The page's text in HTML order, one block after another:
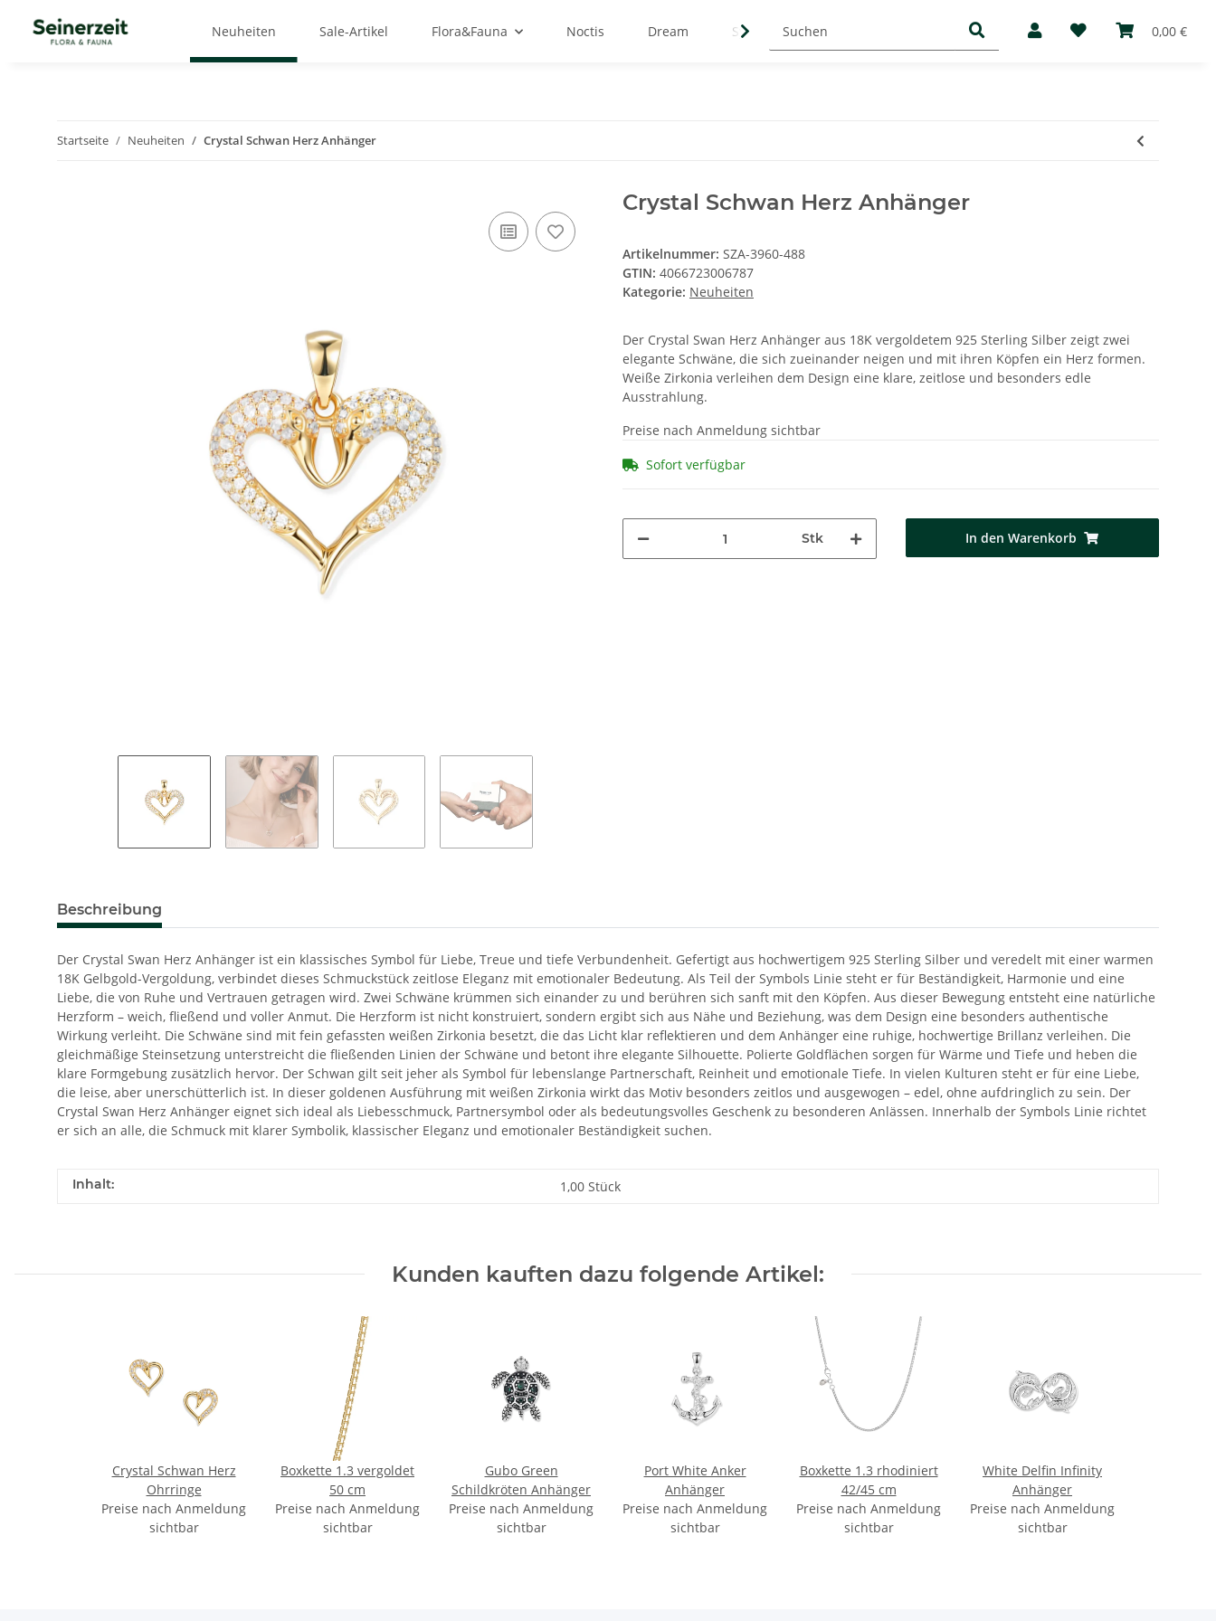
0,00 €
Neuheiten Sale-Artikel Flora&Fauna Noctis Dream Symbols Basic Mediathek Über uns
Startseite Neuheiten Crystal Schwan Herz Anhänger
Crystal Schwan Herz Anhänger
Artikelnummer: SZA-3960-488
GTIN: 4066723006787
Kategorie: Neuheiten
Der Crystal Swan Herz Anhänger aus 18K vergoldetem 925 Sterling Silber zeigt zwei
elegante Schwäne, die sich zueinander neigen und mit ihren Köpfen ein Herz formen.
Weiße Zirkonia verleihen dem Design eine klare, zeitlose und besonders edle
Ausstrahlung.
Preise nach Anmeldung sichtbar
Sofort verfügbar
Stk In den Warenkorb
Beschreibung
Der Crystal Swan Herz Anhänger ist ein klassisches Symbol für Liebe, Treue und tiefe Verbundenheit. Gefertigt aus hochwertigem 925 Sterling Silber und veredelt mit einer warmen
18K Gelbgold-Vergoldung, verbindet dieses Schmuckstück zeitlose Eleganz mit emotionaler Bedeutung. Als Teil der Symbols Linie steht er für Beständigkeit, Harmonie und eine
Liebe, die von Ruhe und Vertrauen getragen wird. Zwei Schwäne krümmen sich einander zu und berühren sich sanft mit den Köpfen. Aus dieser Bewegung entsteht eine natürliche
Herzform – weich, fließend und voller Anmut. Die Herzform ist nicht konstruiert, sondern ergibt sich aus Nähe und Beziehung, was dem Design eine besonders authentische
Wirkung verleiht. Die Schwäne sind mit fein gefassten weißen Zirkonia besetzt, die das Licht klar reflektieren und dem Anhänger eine ruhige, hochwertige Brillanz verleihen. Die
gleichmäßige Steinsetzung unterstreicht die fließenden Linien der Schwäne und betont ihre elegante Silhouette. Polierte Goldflächen sorgen für Wärme und Tiefe und heben die
klare Formgebung zusätzlich hervor. Der Schwan gilt seit jeher als Symbol für lebenslange Partnerschaft, Reinheit und emotionale Tiefe. In vielen Kulturen steht er für eine Liebe,
die leise, aber unerschütterlich ist. In dieser goldenen Ausführung mit weißen Zirkonia wirkt das Motiv besonders zeitlos und ausgewogen – edel, ohne aufdringlich zu sein. Der
Crystal Swan Herz Anhänger eignet sich ideal als Liebesschmuck, Partnersymbol oder als bedeutungsvolles Geschenk zu besonderen Anlässen. Innerhalb der Symbols Linie richtet
er sich an alle, die Schmuck mit klarer Symbolik, klassischer Eleganz und emotionaler Beständigkeit suchen.
Inhalt: 1,00 Stück
Kunden kauften dazu folgende Artikel:
Crystal Schwan Herz
Ohrringe
Preise nach Anmeldung
sichtbar
Boxkette 1.3 vergoldet
50 cm
Preise nach Anmeldung
sichtbar
Gubo Green
Schildkröten Anhänger
Preise nach Anmeldung
sichtbar
Port White Anker
Anhänger
Preise nach Anmeldung
sichtbar
Boxkette 1.3 rhodiniert
42/45 cm
Preise nach Anmeldung
sichtbar
White Delfin Infinity
Anhänger
Preise nach Anmeldung
sichtbar